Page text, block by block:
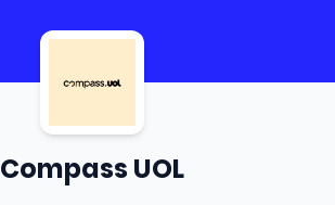
Compass UOL